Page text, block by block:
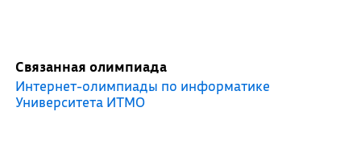
Связанная олимпиада
Интернет-олимпиады по информатике
Университета ИТМО